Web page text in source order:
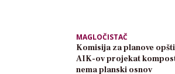
MAGLOČISTAČ
Komisija za planove
AIK-ov projekat
nema planski osnov